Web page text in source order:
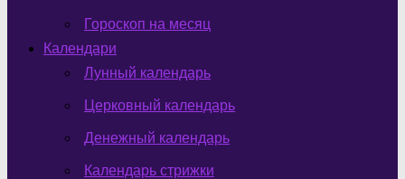
Гороскоп на месяц
Календари
Лунный календарь
Церковный календарь
Денежный календарь
Календарь стрижки